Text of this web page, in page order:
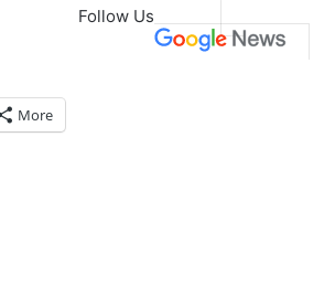
Follow Us
More